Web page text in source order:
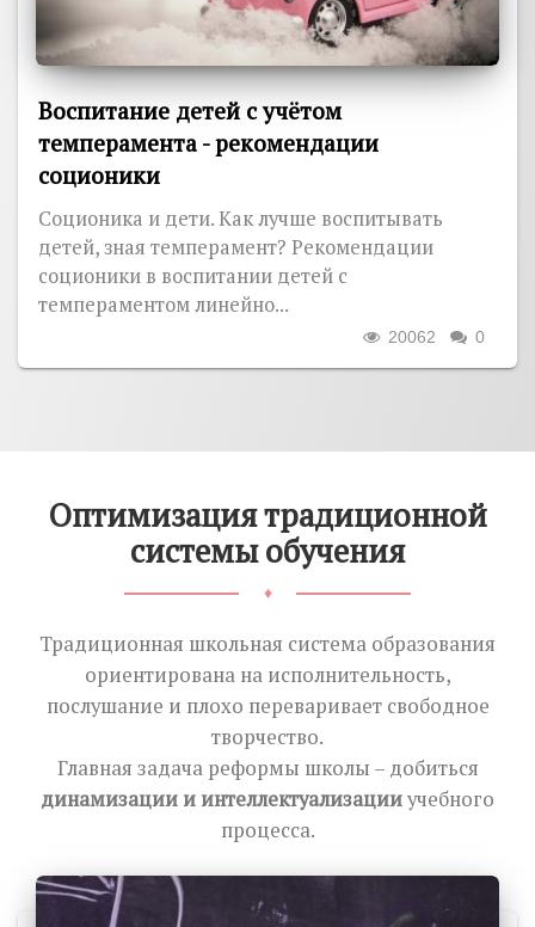
Воспитание детей с учётом
темперамента - рекомендации
соционики
Соционика и дети. Как лучше воспитывать
детей, зная темперамент? Рекомендации
соционики в воспитании детей с
темпераментом линейно...
0
20062
Оптимизация традиционной
системы обучения
♦
Традиционная школьная система образования
ориентирована на исполнительность,
послушание и плохо переваривает свободное
творчество.
Главная задача реформы школы – добиться
динамизации и интеллектуализацииучебного
процесса.